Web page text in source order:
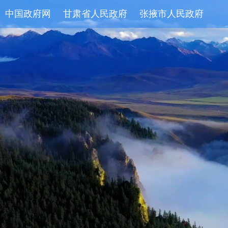
中国政府网 甘肃省人民政府 张掖市人民政府